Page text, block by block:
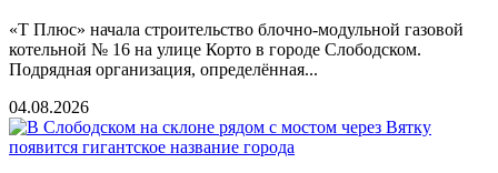
«Т Плюс» начала строительство блочно-модульной газовой
котельной № 16 на улице Корто в городе Слободском.
Подрядная организация, определённая...
04.08.2026